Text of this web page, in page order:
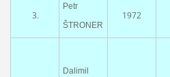
3.
Petr
ŠTRONER
1972
Dalimil